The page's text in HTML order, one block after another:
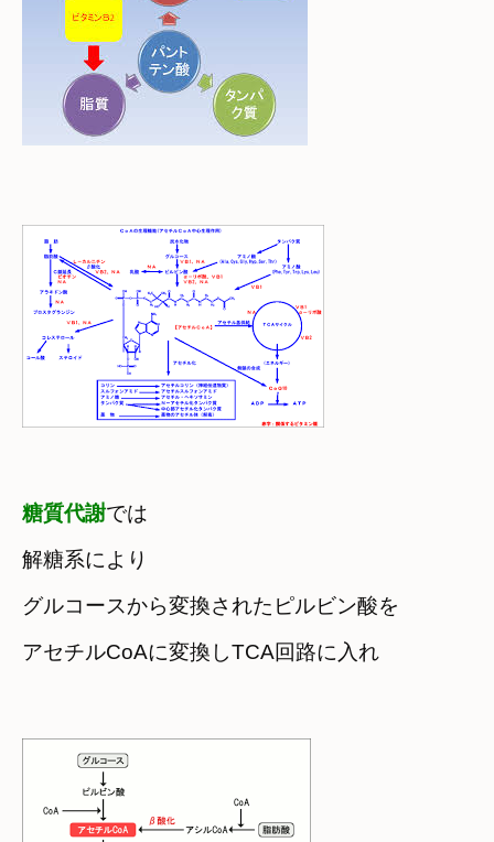
糖質代謝では
解糖系により
グルコースから変換されたピルビン酸を
アセチルCoAに変換しTCA回路に入れ